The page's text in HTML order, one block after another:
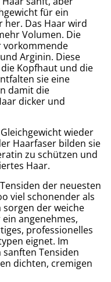
für ein
her. Das Haar wird
Volumen. Die
vorkommende
Arginin. Diese
Kopfhaut und die
sie eine
damit die
dicker und
wieder
Haarfaser bilden sie
zu schützen und
Haar.
der neuesten
viel schonender als
der weiche
angenehmes,
professionelles
eignet. Im
Tensiden
dichten, cremigen